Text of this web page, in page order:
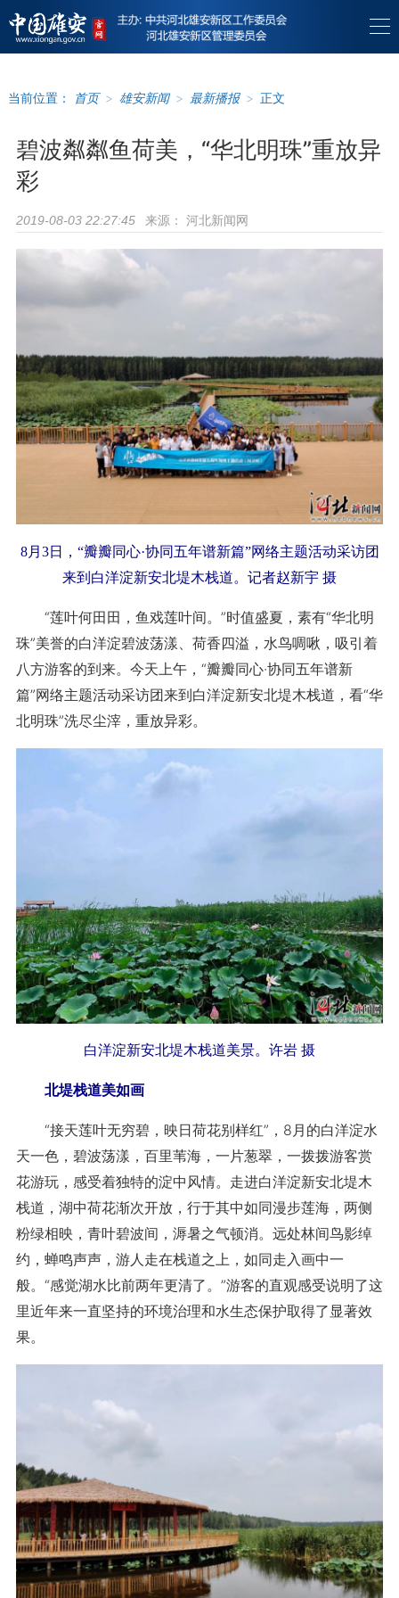
当前位置： 首页 > 雄安新闻 > 最新播报 > 正文
碧波粼粼鱼荷美，“华北明珠”重放异
彩
2019-08-03 22:27:45 来源： 河北新闻网
8月3日，“瓣瓣同心·协同五年谱新篇”网络主题活动采访团
来到白洋淀新安北堤木栈道。记者赵新宇 摄
“莲叶何田田，鱼戏莲叶间。”时值盛夏，素有“华北明
珠”美誉的白洋淀碧波荡漾、荷香四溢，水鸟啁啾，吸引着
八方游客的到来。今天上午，“瓣瓣同心·协同五年谱新
篇”网络主题活动采访团来到白洋淀新安北堤木栈道，看“华
北明珠”洗尽尘滓，重放异彩。
白洋淀新安北堤木栈道美景。许岩 摄
北堤栈道美如画
“接天莲叶无穷碧，映日荷花别样红”，8月的白洋淀水
天一色，碧波荡漾，百里苇海，一片葱翠，一拨拨游客赏
花游玩，感受着独特的淀中风情。走进白洋淀新安北堤木
栈道，湖中荷花渐次开放，行于其中如同漫步莲海，两侧
粉绿相映，青叶碧波间，溽暑之气顿消。远处林间鸟影绰
约，蝉鸣声声，游人走在栈道之上，如同走入画中一
般。“感觉湖水比前两年更清了。”游客的直观感受说明了这
里近年来一直坚持的环境治理和水生态保护取得了显著效
果。